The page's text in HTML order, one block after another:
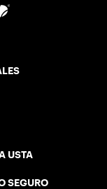
USTA
SEGURO